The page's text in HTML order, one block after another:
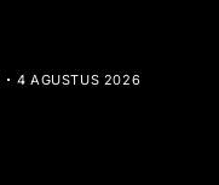
4 AGUSTUS 2026